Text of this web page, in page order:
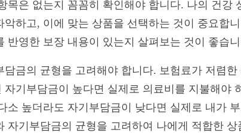
목은 없는지 꼼꼼히 확인해야 합니다. 나의 건강
악하고, 이에 맞는 상품을 선택하는 것이 중요합
반영한 보장 내용이 있는지 살펴보는 것이 좋습
담금의 균형을 고려해야 합니다. 보험료가 저렴
자기부담금이 높다면 실제로 의료비를 지불해야
소 높더라도 자기부담금이 낮다면 실제로 내가
자기부담금의 균형을 고려하여 나에게 적합한